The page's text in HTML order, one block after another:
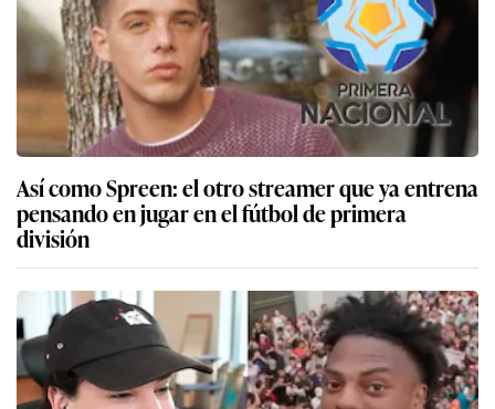
Así como Spreen: el otro streamer que ya entrena
pensando en jugar en el fútbol de primera
división